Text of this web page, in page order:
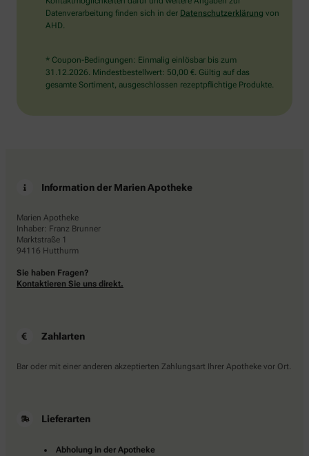
Datenverarbeitung finden sich in der Datenschutzerklärung von
AHD.
* Coupon-Bedingungen: Einmalig einlösbar bis zum
31.12.2026. Mindestbestellwert: 50,00 €. Gültig auf das
gesamte Sortiment, ausgeschlossen rezeptpflichtige Produkte.
Information der Marien Apotheke
Marien Apotheke
Inhaber: Franz Brunner
Marktstraße 1
94116 Hutthurm
Sie haben Fragen?
Kontaktieren Sie uns direkt.
Zahlarten
Bar oder mit einer anderen akzeptierten Zahlungsart Ihrer Apotheke vor Ort.
Lieferarten
Abholung in der Apotheke